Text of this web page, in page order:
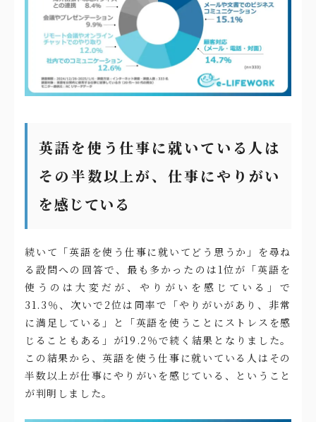
英語を使う仕事に就いている人は
その半数以上が、仕事にやりがい
を感じている
続いて「英語を使う仕事に就いてどう思うか」を尋ね
る設問への回答で、最も多かったのは1位が「英語を
使うのは大変だが、やりがいを感じている」で
31.3％、次いで2位は同率で「やりがいがあり、非常
に満足している」と「英語を使うことにストレスを感
じることもある」が19.2％で続く結果となりました。
この結果から、英語を使う仕事に就いている人はその
半数以上が仕事にやりがいを感じている、ということ
が判明しました。